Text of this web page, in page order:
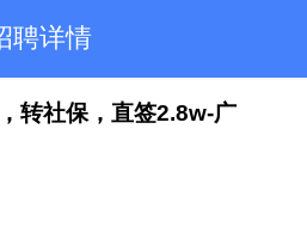
聘详情
转社保，直签2.8w-广